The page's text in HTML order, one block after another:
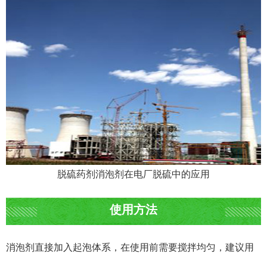
脱硫药剂消泡剂在电厂脱硫中的应用
使用方法
消泡剂直接加入起泡体系，在使用前需要搅拌均匀，建议用